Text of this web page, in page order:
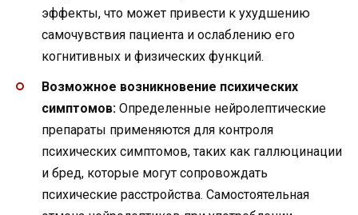
эффекты, что может привести к ухудшению
самочувствия пациента и ослаблению его
когнитивных и физических функций.
Возможное возникновение психических
симптомов: Определенные нейролептические
препараты применяются для контроля
психических симптомов, таких как галлюцинации
и бред, которые могут сопровождать
психические расстройства. Самостоятельная